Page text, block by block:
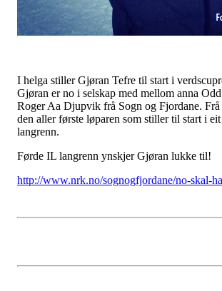
I helga stiller Gjøran Tefre til start i
Gjøran er no i selskap med mellom anna
Roger Aa Djupvik frå Sogn og Fjordane.
den aller første løparen som stiller til start i
langrenn.
Førde IL langrenn ynskjer Gjøran lukke til!
http://www.nrk.no/sognogfjordane/no-skal-